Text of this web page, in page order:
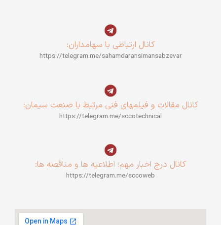
کانال ارتباطی با سهامداران:
https://telegram.me/sahamdaransimansabzevar
کانال مقالات و فیلمهای فنی مرتبط با صنعت سیمان:
https://telegram.me/sccotechnical
کانال درج اخبار مهم؛ اطلاعیه ها و مناقصه ها:
https://telegram.me/sccoweb